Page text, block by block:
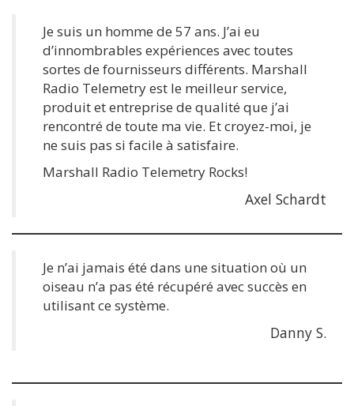
Je suis un homme de 57 ans. J’ai eu
d’innombrables expériences avec toutes
sortes de fournisseurs différents. Marshall
Radio Telemetry est le meilleur service,
produit et entreprise de qualité que j’ai
rencontré de toute ma vie. Et croyez-moi, je
ne suis pas si facile à satisfaire.
Marshall Radio Telemetry Rocks!
Axel Schardt
Je n’ai jamais été dans une situation où un
oiseau n’a pas été récupéré avec succès en
utilisant ce système.
Danny S.